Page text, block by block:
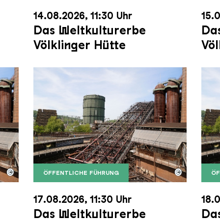
14.08.2026, 11:30 Uhr
Das Weltkulturerbe
Völklinger Hütte
Hütte mit dem Gasometer im Hintergrund
Hütte | Karl Heinrich Veith
© ÖFFENTLICHE FÜHRUNG
Der Erzschrägaufzug der Völklinger Hütte
Copyright: Weltkulturerbe Völklinger Hütte |
©
17.08.2026, 11:30 Uhr
Das Weltkulturerbe
Der